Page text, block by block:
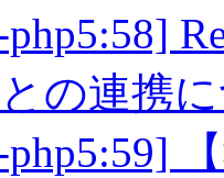
php5:58]
との連携
php5:59]